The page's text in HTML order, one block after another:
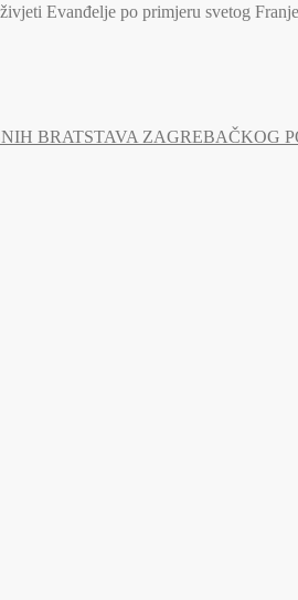
Evanđelje po primjeru svetog
BRATSTAVA ZAGREBAČKOG